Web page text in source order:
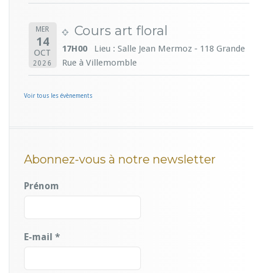
MER
14
OCT
2026
Cours art floral
17H00
Lieu : Salle Jean Mermoz - 118 Grande
Rue à Villemomble
Voir tous les évènements
Abonnez-vous à notre newsletter
Prénom
E-mail *